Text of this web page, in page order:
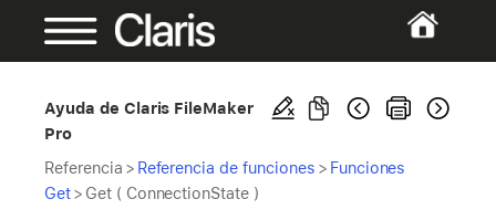
Ayuda de Claris FileMaker
Pro
Referencia > Referencia de funciones > Funciones
Get> Get ( ConnectionState )